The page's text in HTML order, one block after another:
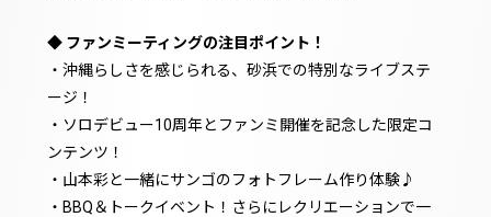
◆ ファンミーティングの注目ポイント！
・沖縄らしさを感じられる、砂浜での特別なライブステ
ージ！
・ソロデビュー10周年とファンミ開催を記念した限定コ
ンテンツ！
・山本彩と一緒にサンゴのフォトフレーム作り体験♪
・BBQ＆トークイベント！さらにレクリエーションで一